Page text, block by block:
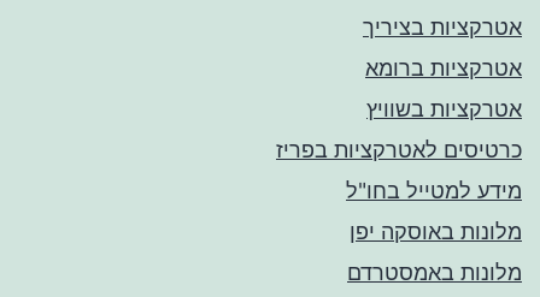
אטרקציות בציריך
אטרקציות ברומא
אטרקציות בשוויץ
כרטיסים לאטרקציות בפריז
מידע למטייל בחו"ל
מלונות באוסקה יפן
מלונות באמסטרדם